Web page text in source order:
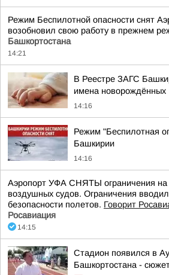
Режим Беспилотной опасности снят
возобновил свою работу в прежнем
Башкортостана
14:21
В Реестре ЗАГС
имена новорождённых
14:16
Режим "Беспилотная
Башкирии
14:16
Аэропорт УФА СНЯТЫ ограничения на
воздушных судов. Ограничения
безопасности полетов. Говорит
Росавиация
14:15
Стадион появился в
Башкортостана -